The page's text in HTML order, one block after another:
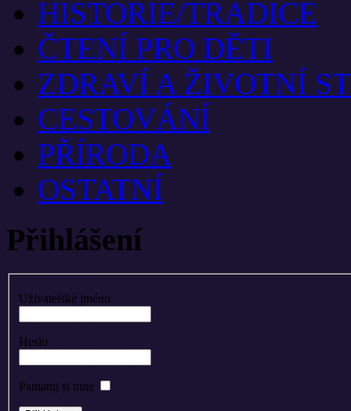
HISTORIE/TRADICE
ČTENÍ PRO DĚTI
ZDRAVÍ A ŽIVOTNÍ
CESTOVÁNÍ
PŘÍRODA
OSTATNÍ
Přihlášení
Uživatelské jméno
Heslo
Pamatuj si mne